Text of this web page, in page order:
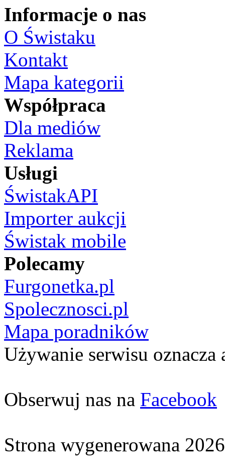
Informacje o nas
O Świstaku
Kontakt
Mapa kategorii
Współpraca
Dla mediów
Reklama
Usługi
ŚwistakAPI
Importer aukcji
Świstak mobile
Polecamy
Furgonetka.pl
Spolecznosci.pl
Mapa poradników
Używanie serwisu oznacza
Obserwuj nas na Facebook
Strona wygenerowana